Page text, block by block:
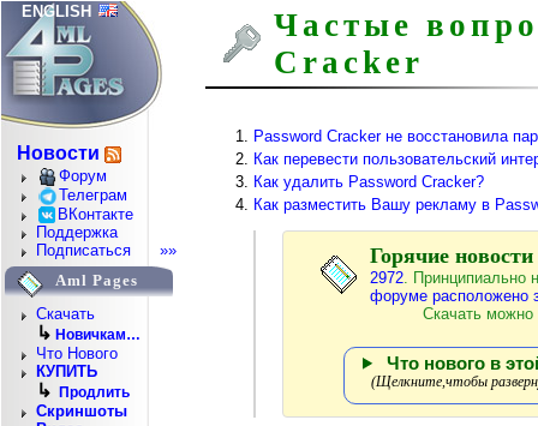
ENGLISH
Новости
Форум
Телеграм
ВКонтакте
Поддержка
Подписаться
»»
Aml Pages
Скачать
↳ Новичкам…
Что Нового
КУПИТЬ
↳ Продлить
Скриншоты
Частые
Cracker
Password Cracker не восстановила
Как перевести пользовательский
Как удалить Password Cracker?
Как разместить Вашу рекламу в
Горячие
2972 .
форуме расположено
Скачать можно
Что нового в
(Щелкните,чтобы